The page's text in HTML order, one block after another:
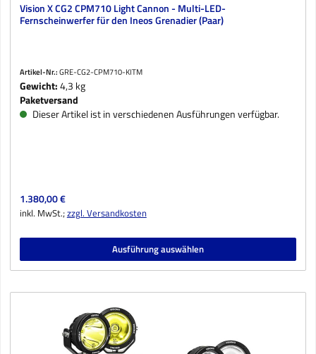
Vision X CG2 CPM710 Light Cannon - Multi-LED-
Fernscheinwerfer für den Ineos Grenadier (Paar)
Artikel-Nr.:GRE-CG2-CPM710-KITM
Gewicht:4,3 kg
Paketversand
Dieser Artikel ist in verschiedenen Ausführungen verfügbar.
Regulärer Preis:
1.380,00 €
inkl. MwSt.;zzgl. Versandkosten
Ausführung auswählen